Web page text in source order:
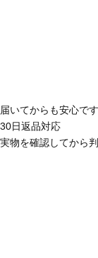
届いてからも安心です
30日返品対応
実物を確認してから